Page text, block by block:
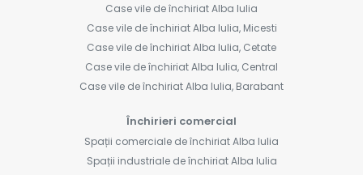
Case vile de închiriat Alba Iulia
Case vile de închiriat Alba Iulia, Micesti
Case vile de închiriat Alba Iulia, Cetate
Case vile de închiriat Alba Iulia, Central
Case vile de închiriat Alba Iulia, Barabant
Închirieri comercial
Spații comerciale de închiriat Alba Iulia
Spații industriale de închiriat Alba Iulia